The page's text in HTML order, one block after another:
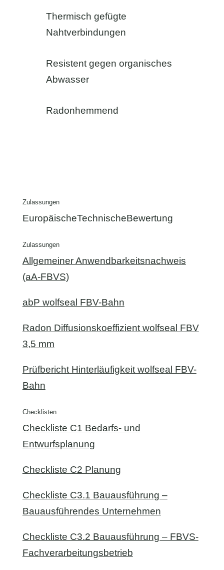
Thermisch gefügte
Nahtverbindungen
Resistent gegen organisches
Abwasser
Radonhemmend
Zulassungen
EuropäischeTechnischeBewertung
Zulassungen
Allgemeiner Anwendbarkeitsnachweis
(aA-FBVS)
abP wolfseal FBV-Bahn
Radon Diffusionskoeffizient wolfseal FBV
3,5 mm
Prüfbericht Hinterläufigkeit wolfseal FBV-
Bahn
Checklisten
Checkliste C1 Bedarfs- und
Entwurfsplanung
Checkliste C2 Planung
Checkliste C3.1 Bauausführung –
Bauausführendes Unternehmen
Checkliste C3.2 Bauausführung – FBVS-
Fachverarbeitungsbetrieb